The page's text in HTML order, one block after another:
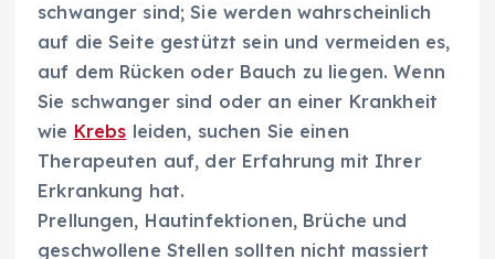
schwanger sind; Sie werden wahrscheinlich
auf die Seite gestützt sein und vermeiden es,
auf dem Rücken oder Bauch zu liegen. Wenn
Sie schwanger sind oder an einer Krankheit
wie Krebs leiden, suchen Sie einen
Therapeuten auf, der Erfahrung mit Ihrer
Erkrankung hat.
Prellungen, Hautinfektionen, Brüche und
geschwollene Stellen sollten nicht massiert